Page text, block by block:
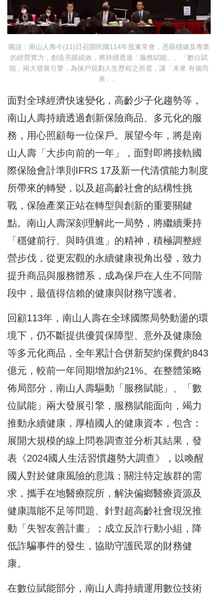
圖說：南山人壽今(11)日召開民國114年股東常會，憑藉穩健及專業
的經營實力，創造亮眼績效，將持續透過「服務賦能」、「數位賦
能」兩大發展引擎，為保戶規劃人生歷程之所需，讓「未來 有備而
來」。
面對全球經濟快速變化，高齡少子化趨勢等，
南山人壽持續透過創新保險商品、多元化的服
務，用心照顧每一位保戶。展望今年，將是南
山人壽「大步向前的一年」，面對即將接軌國
際保險會計準則IFRS 17及新一代清償能力制度
所帶來的轉變，以及超高齡社會的結構性挑
戰，保險產業正站在轉型與創新的重要關鍵
點。南山人壽深刻理解此一局勢，將繼續秉持
「穩健前行、與時俱進」的精神，積極調整經
營步伐，從更宏觀的永續健康視角出發，致力
提升商品與服務體系，成為保戶在人生不同階
段中，最值得信賴的健康與財務守護者。
回顧113年，南山人壽在全球國際局勢動盪的環
境下，仍不斷提供優質保障型、意外及健康險
等多元化商品，全年累計合併新契約保費約843
億元，較前一年同期增加約21%。在整體策略
佈局部分，南山人壽驅動「服務賦能」、「數
位賦能」兩大發展引擎，服務賦能面向，竭力
推動永續健康，厚植國人的健康資本，包含：
展開大規模的線上問卷調查並分析其結果，發
表《2024國人生活習慣趨勢大調查》，以喚醒
國人對於健康風險的意識；關注特定族群的需
求，攜手在地醫療院所，解決偏鄉醫療資源及
健康識能不足等問題、針對超高齡社會現況推
動「失智友善計畫」；成立反詐行動小組，降
低詐騙事件的發生，協助守護民眾的財務健
康。
在數位賦能部分，南山人壽持續運用數位技術